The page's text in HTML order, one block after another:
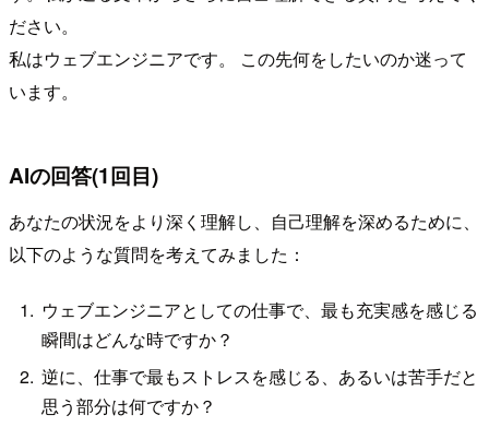
ださい。
私はウェブエンジニアです。 この先何をしたいのか迷って
います。
AIの回答(1回目)
あなたの状況をより深く理解し、自己理解を深めるために、
以下のような質問を考えてみました：
ウェブエンジニアとしての仕事で、最も充実感を感じる
瞬間はどんな時ですか？
逆に、仕事で最もストレスを感じる、あるいは苦手だと
思う部分は何ですか？